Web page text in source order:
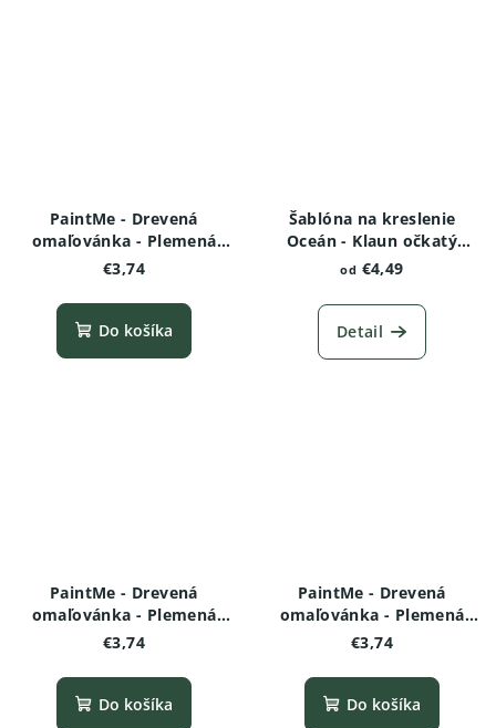
PaintMe - Drevená
omaľovánka - Plemená
psov - Americký
€3,74
Do košíka
Šablóna na kreslenie
Oceán - Klaun očkatý
"Nemo"
od €4,49
Detail
PaintMe - Drevená
omaľovánka - Plemená
psov -Nemecký ovčiak
€3,74
Do košíka
PaintMe - Drevená
omaľovánka - Plemená
psov - Rottweiler
€3,74
Do košíka